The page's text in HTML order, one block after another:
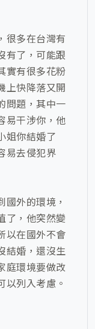
很多在台灣有
有了，可能跟
實有很多花粉
上快降落又開
問題，其中一
易干涉你，他
姐你結婚了
易去侵犯界
國外的環境，
了，他突然變
以在國外不會
結婚，還沒生
庭環境要做改
以列入考慮。